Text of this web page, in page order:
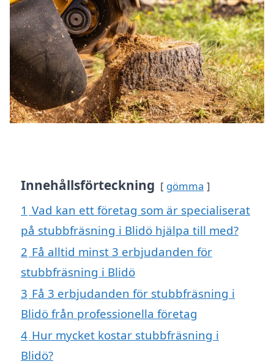
Innehållsförteckning gömma
1 Vad kan ett företag som är specialiserat
på stubbfräsning i Blidö hjälpa till med?
2 Få alltid minst 3 erbjudanden för
stubbfräsning i Blidö
3 Få 3 erbjudanden för stubbfräsning i
Blidö från professionella företag
4 Hur mycket kostar stubbfräsning i
Blidö?